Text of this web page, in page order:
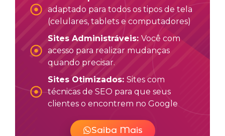
adaptado para todos os tipos de tela
(celulares, tablets e computadores)
Sites Administráveis: Você com
acesso para realizar mudanças
quando precisar.
Sites Otimizados: Sites com
técnicas de SEO para que seus
clientes o encontrem no Google
Saiba Mais